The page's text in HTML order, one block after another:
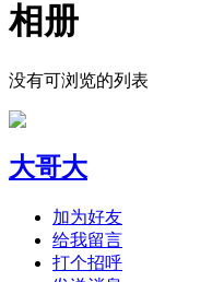
相册
没有可浏览的列表
大哥大
加为好友
给我留言
打个招呼